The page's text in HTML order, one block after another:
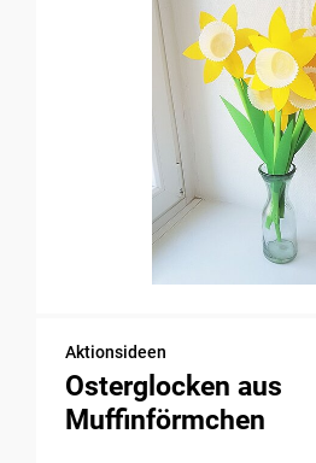
Aktionsideen
Osterglocken aus
Muffinförmchen